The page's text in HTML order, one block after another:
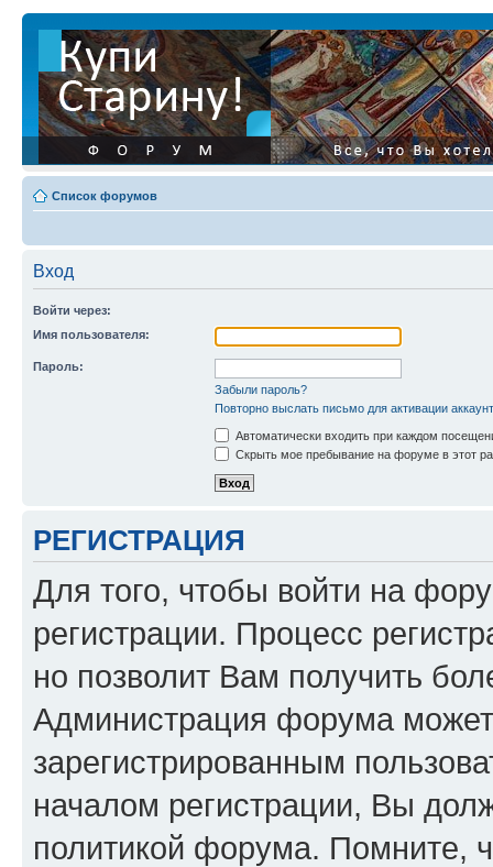
Список форумов
Вход
Войти через:
Имя пользователя:
Пароль:
Забыли пароль?
Повторно выслать письмо для активации
Автоматически входить при каждом
Скрыть мое пребывание на форуме в этот
РЕГИСТРАЦИЯ
Для того, чтобы войти на
регистрации. Процесс
но позволит Вам получить
Администрация форума может
зарегистрированным
началом регистрации, Вы
политикой форума. Помните,